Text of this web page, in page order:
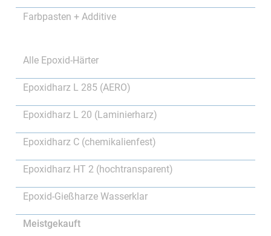
Farbpasten + Additive
Alle Epoxid-Härter
Epoxidharz L 285 (AERO)
Epoxidharz L 20 (Laminierharz)
Epoxidharz C (chemikalienfest)
Epoxidharz HT 2 (hochtransparent)
Epoxid-Gießharze Wasserklar
Meistgekauft